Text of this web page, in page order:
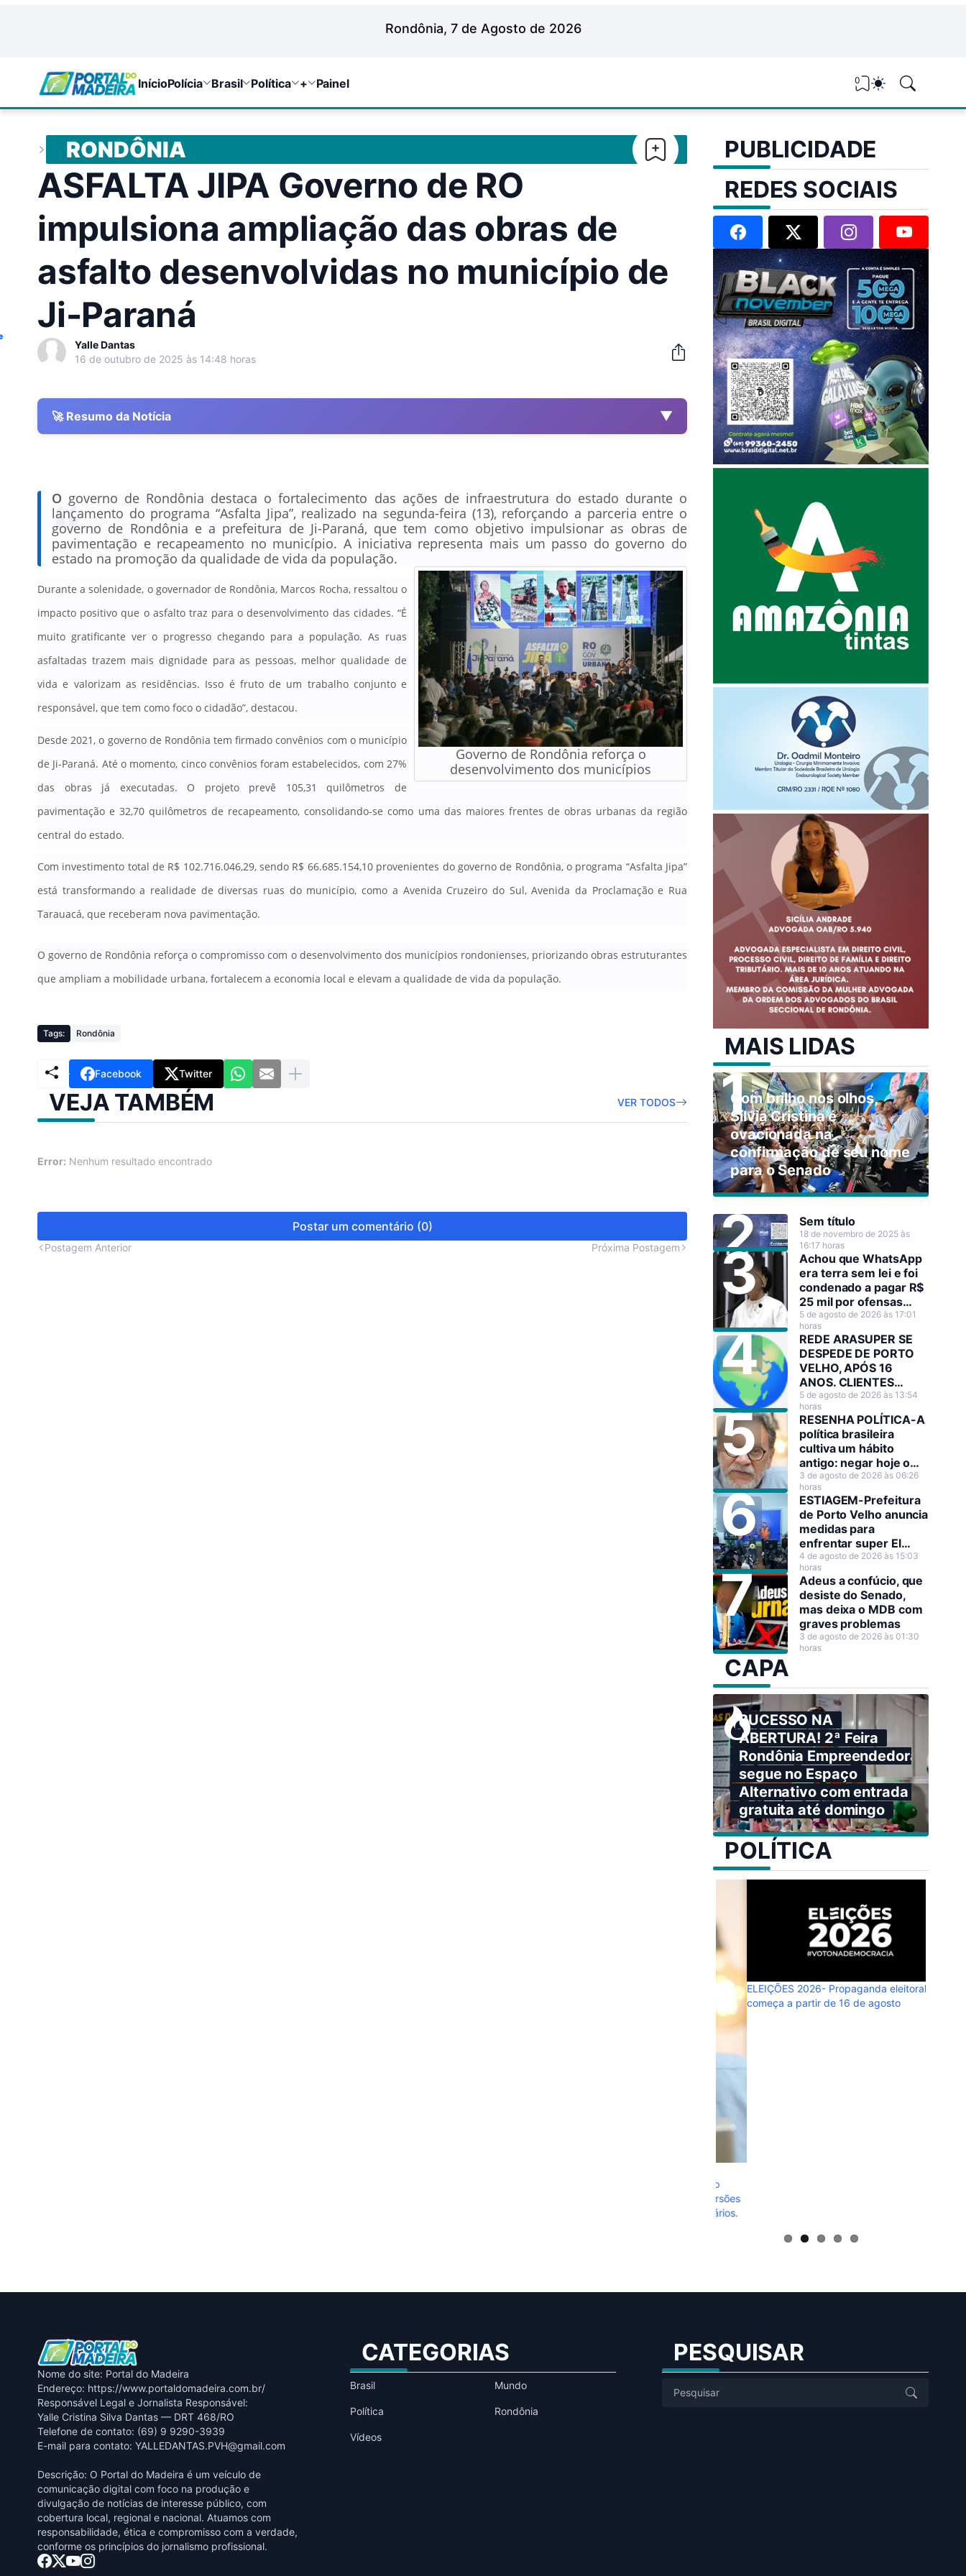
Rondônia, 7 de Agosto de 2026
InícioPolícia Brasil Política + Painel 0
RONDÔNIA
ASFALTA JIPA Governo de RO
impulsiona ampliação das obras de
asfalto desenvolvidas no município de
Ji-Paraná
Yalle Dantas
16 de outubro de 2025 às 14:48 horas
🚀 Resumo da Notícia ▼
O governo de Rondônia destaca o fortalecimento das ações de infraestrutura do estado durante o
lançamento do programa “Asfalta Jipa”, realizado na segunda-feira (13), reforçando a parceria entre o
governo de Rondônia e a prefeitura de Ji-Paraná, que tem como objetivo impulsionar as obras de
pavimentação e recapeamento no município. A iniciativa representa mais um passo do governo do
estado na promoção da qualidade de vida da população.
Governo de Rondônia reforça o
desenvolvimento dos municípios
Durante a solenidade, o governador de Rondônia, Marcos Rocha, ressaltou o
impacto positivo que o asfalto traz para o desenvolvimento das cidades. “É
muito gratificante ver o progresso chegando para a população. As ruas
asfaltadas trazem mais dignidade para as pessoas, melhor qualidade de
vida e valorizam as residências. Isso é fruto de um trabalho conjunto e
responsável, que tem como foco o cidadão”, destacou.
Desde 2021, o governo de Rondônia tem firmado convênios com o município
de Ji-Paraná. Até o momento, cinco convênios foram estabelecidos, com 27%
das obras já executadas. O projeto prevê 105,31 quilômetros de
pavimentação e 32,70 quilômetros de recapeamento, consolidando-se como uma das maiores frentes de obras urbanas da região
central do estado.
Com investimento total de R$ 102.716.046,29, sendo R$ 66.685.154,10 provenientes do governo de Rondônia, o programa “Asfalta Jipa”
está transformando a realidade de diversas ruas do município, como a Avenida Cruzeiro do Sul, Avenida da Proclamação e Rua
Tarauacá, que receberam nova pavimentação.
O governo de Rondônia reforça o compromisso com o desenvolvimento dos municípios rondonienses, priorizando obras estruturantes
que ampliam a mobilidade urbana, fortalecem a economia local e elevam a qualidade de vida da população.
Tags: Rondônia
Facebook Twitter
VEJA TAMBÉM VER TODOS
Error: Nenhum resultado encontrado
Postar um comentário (0)
Postagem Anterior Próxima Postagem
PUBLICIDADE
REDES SOCIAIS
MAIS LIDAS
Com brilho nos olhos,
Sílvia Cristina é
ovacionada na
confirmação de seu nome
para o Senado
Sem título
18 de novembro de 2025 às
16:17 horas
Achou que WhatsApp
era terra sem lei e foi
condenado a pagar R$
25 mil por ofensas
raciais contra Sílvia
Cristina
5 de agosto de 2026 às 17:01
horas
REDE ARASUPER SE
DESPEDE DE PORTO
VELHO, APÓS 16
ANOS. CLIENTES
LAMENTAM A
DECISÃO!
5 de agosto de 2026 às 13:54
horas
RESENHA POLÍTICA-A
política brasileira
cultiva um hábito
antigo: negar hoje o
que amanhã será
anunciado como
decisão estratégica.
3 de agosto de 2026 às 06:26
horas
ESTIAGEM-Prefeitura
de Porto Velho anuncia
medidas para
enfrentar super El
Niño
4 de agosto de 2026 às 15:03
horas
Adeus a confúcio, que
desiste do Senado,
mas deixa o MDB com
graves problemas
3 de agosto de 2026 às 01:30
horas
CAPA
SUCESSO NA
ABERTURA! 2ª Feira
Rondônia Empreendedora
segue no Espaço
Alternativo com entrada
gratuita até domingo
POLÍTICA
ELEIÇÕES 2026- Propaganda eleitoral
começa a partir de 16 de agosto
Nome do site: Portal do Madeira
Endereço: https://www.portaldomadeira.com.br/
Responsável Legal e Jornalista Responsável:
Yalle Cristina Silva Dantas — DRT 468/RO
Telefone de contato: (69) 9 9290-3939
E-mail para contato: YALLEDANTAS.PVH@gmail.com
Descrição: O Portal do Madeira é um veículo de
comunicação digital com foco na produção e
divulgação de notícias de interesse público, com
cobertura local, regional e nacional. Atuamos com
responsabilidade, ética e compromisso com a verdade,
conforme os princípios do jornalismo profissional.
CATEGORIAS
Brasil Mundo
Política Rondônia
Vídeos
PESQUISAR